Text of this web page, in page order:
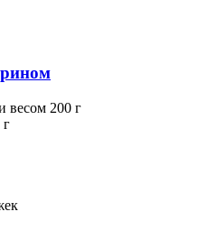
весом 200 г
г